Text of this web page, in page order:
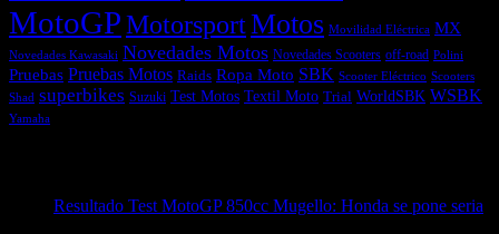
MotoGPMotorsportMotos Movilidad Eléctrica MX
Novedades Kawasaki Novedades Motos Novedades Scooters off-road Polini
Pruebas Pruebas Motos Raids Ropa Moto SBK Scooter Eléctrico Scooters
Shad superbikes Suzuki Test Motos Textil Moto Trial WorldSBK WSBK
Yamaha
Resultado Test MotoGP 850cc Mugello: Honda se pone seria